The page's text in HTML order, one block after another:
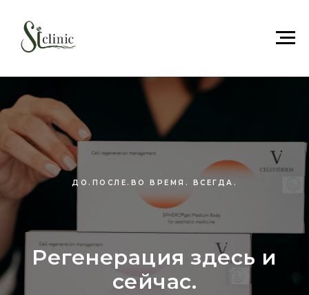
ДО.ПОСЛЕ.ВО ВРЕМЯ. ВСЕГДА.
Регенерация здесь и
сейчас.